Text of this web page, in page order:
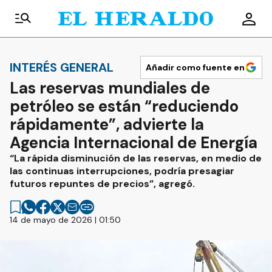
INTERÉS GENERAL Añadir como fuente en
Las reservas mundiales de
petróleo se están “reduciendo
rápidamente”, advierte la
Agencia Internacional de Energía
“La rápida disminución de las reservas, en medio de
las continuas interrupciones, podría presagiar
futuros repuntes de precios”, agregó.
14 de mayo de 2026 | 01:50